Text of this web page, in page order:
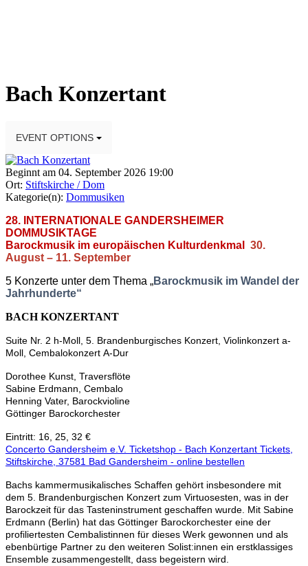
Bach Konzertant
EVENT OPTIONS
Beginnt am 04. September 2026 19:00
Ort: Stiftskirche / Dom
Kategorie(n): Dommusiken
28. INTERNATIONALE GANDERSHEIMER
DOMMUSIKTAGE
Barockmusik im europäischen Kulturdenkmal 30.
August – 11. September
5 Konzerte unter dem Thema „Barockmusik im Wandel der
Jahrhunderte“
BACH KONZERTANT
Suite Nr. 2 h-Moll, 5. Brandenburgisches Konzert, Violinkonzert a-
Moll, Cembalokonzert A-Dur
Dorothee Kunst, Traversflöte
Sabine Erdmann, Cembalo
Henning Vater, Barockvioline
Göttinger Barockorchester
Eintritt: 16, 25, 32 €
Concerto Gandersheim e.V. Ticketshop - Bach Konzertant Tickets,
Stiftskirche, 37581 Bad Gandersheim - online bestellen
Bachs kammermusikalisches Schaffen gehört insbesondere mit
dem 5. Brandenburgischen Konzert zum Virtuosesten, was in der
Barockzeit für das Tasteninstrument geschaffen wurde. Mit Sabine
Erdmann (Berlin) hat das Göttinger Barockorchester eine der
profiliertesten Cembalistinnen für dieses Werk gewonnen und als
ebenbürtige Partner zu den weiteren Solist:innen ein erstklassiges
Ensemble zusammengestellt, dass begeistern wird.